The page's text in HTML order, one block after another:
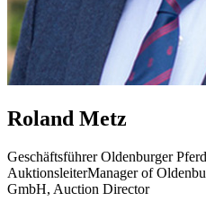
Roland Metz
Geschäftsführer Oldenburger
AuktionsleiterManager of
GmbH, Auction Director